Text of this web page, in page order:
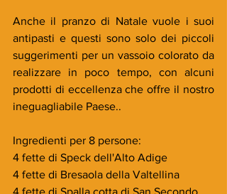
Anche il pranzo di Natale vuole i suoi
antipasti e questi sono solo dei piccoli
suggerimenti per un vassoio colorato da
realizzare in poco tempo, con alcuni
prodotti di eccellenza che offre il nostro
ineguagliabile Paese..
Ingredienti per 8 persone:
4 fette di Speck dell'Alto Adige
4 fette di Bresaola della Valtellina
4 fette di Spalla cotta di San Secondo